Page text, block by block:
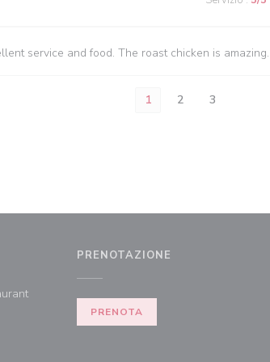
service and food. The roast chicken is amazing.
1 2 3
nuova finestra))
PRENOTAZIONE
PRENOTA